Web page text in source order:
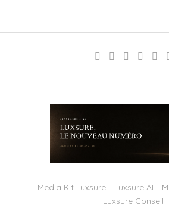
Media Kit Luxsure Luxsure AI
Luxsure Conseil